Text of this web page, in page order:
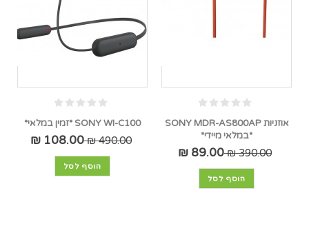
אוזניות SONY MDR-AS800AP
*במלאי מיידי*
390.00 ₪
89.00 ₪
הוסף לסל
SONY WI-C100 *זמין במלאי*
490.00 ₪
108.00 ₪
הוסף לסל